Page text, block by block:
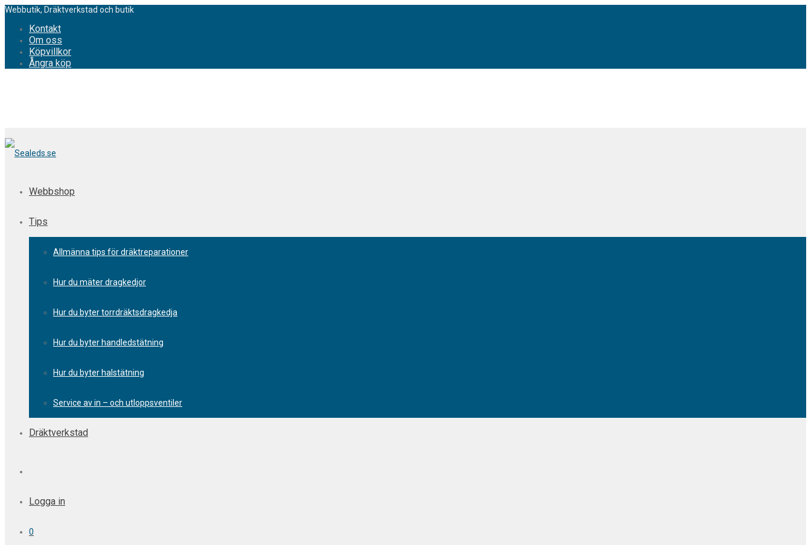
Webbutik, Dräktverkstad och butik
Kontakt
Om oss
Köpvillkor
Ångra köp
Webbshop
Tips
Allmänna tips för dräktreparationer
Hur du mäter dragkedjor
Hur du byter torrdräktsdragkedja
Hur du byter handledstätning
Hur du byter halstätning
Service av in – och utloppsventiler
Dräktverkstad
Logga in
0